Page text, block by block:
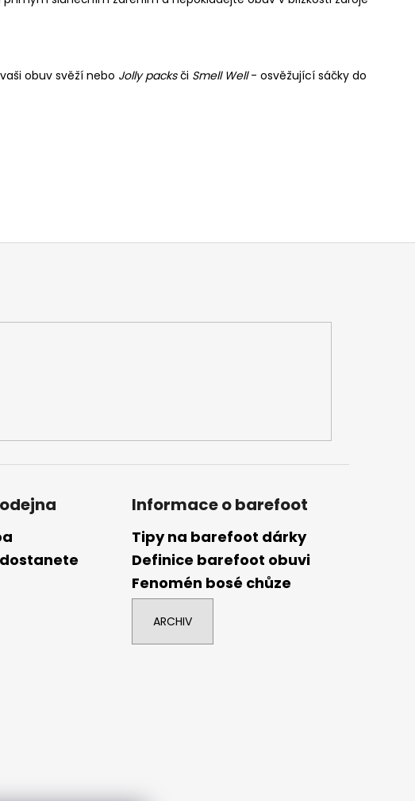
obuv svěží nebo Jolly packs či Smell Well- osvěžující sáčky do
Informace o barefoot
Tipy na barefoot dárky
Definice barefoot obuvi
Fenomén bosé chůze
ARCHIV